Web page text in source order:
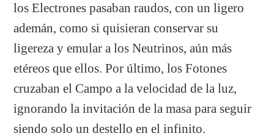
los Electrones pasaban raudos, con un ligero
ademán, como si quisieran conservar su
ligereza y emular a los Neutrinos, aún más
etéreos que ellos. Por último, los Fotones
cruzaban el Campo a la velocidad de la luz,
ignorando la invitación de la masa para seguir
siendo solo un destello en el infinito.